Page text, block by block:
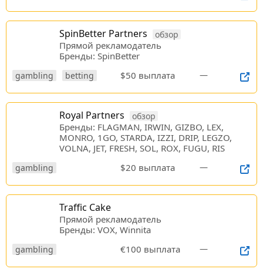
SpinBetter Partners обзор
Прямой рекламодатель
Бренды: SpinBetter
gambling betting $50 выплата —
Royal Partners обзор
Бренды: FLAGMAN, IRWIN, GIZBO, LEX,
MONRO, 1GO, STARDA, IZZI, DRIP, LEGZO,
VOLNA, JET, FRESH, SOL, ROX, FUGU, RIS
gambling $20 выплата —
Traffic Cake
Прямой рекламодатель
Бренды: VOX, Winnita
gambling €100 выплата —